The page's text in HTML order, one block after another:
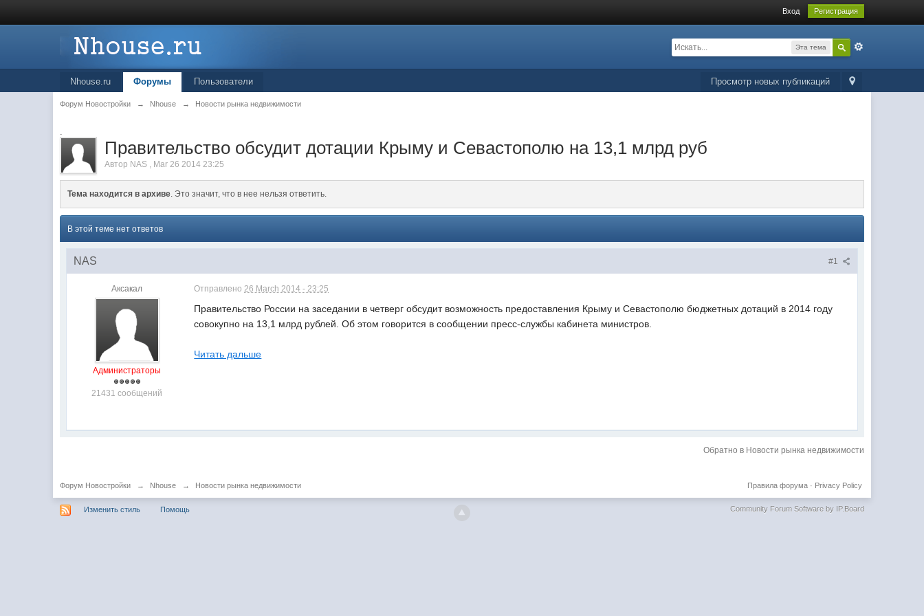
Вход Регистрация
Эта тема
Просмотр новых публикаций
Nhouse.ru Форумы Пользователи
Форум Новостройки → Nhouse → Новости рынка недвижимости
.
Правительство обсудит дотации Крыму и Севастополю на 13,1 млрд руб
Автор NAS , Mar 26 2014 23:25
Тема находится в архиве. Это значит, что в нее нельзя ответить.
В этой теме нет ответов
#1
NAS
Аксакал
Администраторы
21431 сообщений
Отправлено26 March 2014 - 23:25
Правительство России на заседании в четверг обсудит возможность предоставления Крыму и Севастополю бюджетных дотаций в 2014 году
совокупно на 13,1 млрд рублей. Об этом говорится в сообщении пресс-службы кабинета министров.
Читать дальше
Обратно в Новости рынка недвижимости
Форум Новостройки → Nhouse → Новости рынка недвижимости Privacy Policy
Правила форума·
Изменить стиль Помощь Community Forum Software by IP.Board